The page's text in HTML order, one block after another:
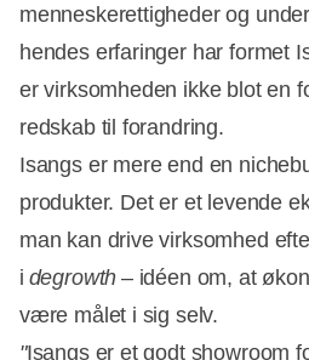
menneskerettigheder og
hendes erfaringer har formet
er virksomheden ikke blot en
redskab til forandring.
Isangs er mere end en
produkter. Det er et levende
man kan drive virksomhed
i degrowth – idéen om, at
være målet i sig selv.
"Isangs er et godt showroom